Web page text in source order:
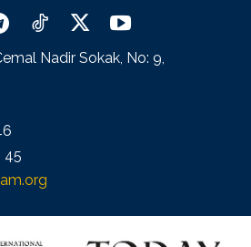
Nadir Sokak, No: 9,
45